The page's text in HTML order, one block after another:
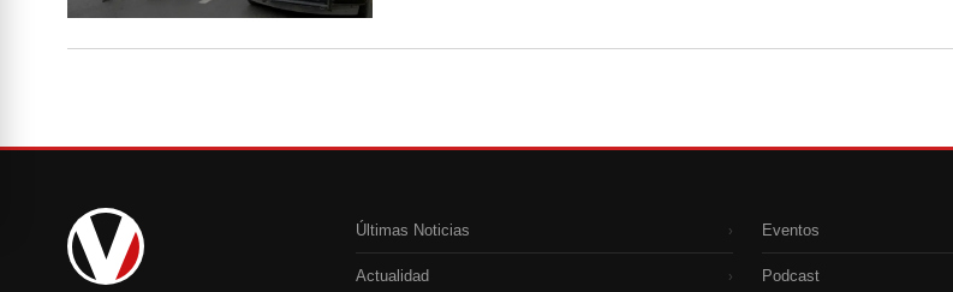
Últimas Noticias ›
Actualidad ›
Eventos
Podcast